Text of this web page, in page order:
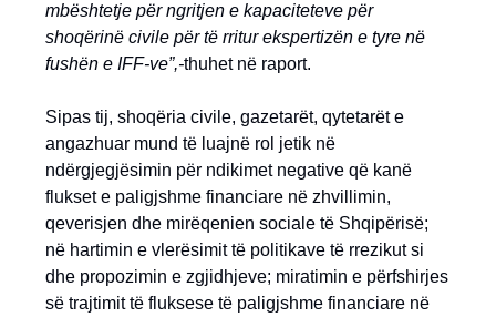
mbështetje për ngritjen e kapaciteteve për
shoqërinë civile për të rritur ekspertizën e tyre në
fushën e IFF-ve”,-thuhet në raport.
Sipas tij, shoqëria civile, gazetarët, qytetarët e
angazhuar mund të luajnë rol jetik në
ndërgjegjësimin për ndikimet negative që kanë
flukset e paligjshme financiare në zhvillimin,
qeverisjen dhe mirëqenien sociale të Shqipërisë;
në hartimin e vlerësimit të politikave të rrezikut si
dhe propozimin e zgjidhjeve; miratimin e përfshirjes
së trajtimit të fluksese të paligjshme financiare në